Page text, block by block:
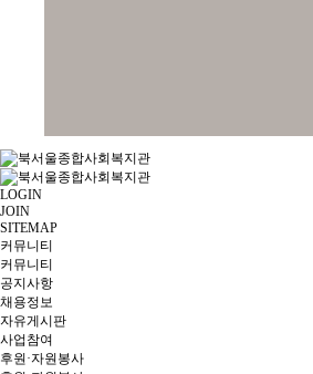
LOGIN
JOIN
SITEMAP
커뮤니티
커뮤니티
공지사항
채용정보
자유게시판
사업참여
후원·자원봉사